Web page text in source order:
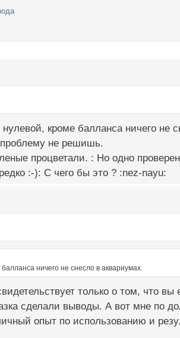
кроме балланса ничего не
не решишь.
процветали. : Но одно
:-): С чего бы это ? :nez-nayu:
ничего не снесло в аквариумах.
только о том, что вы
сделали выводы. А вот мне по
опыт по использованию и